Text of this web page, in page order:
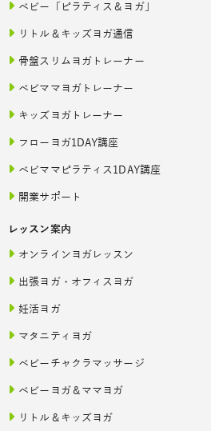
ベビー「ピラティス＆ヨガ」
リトル＆キッズヨガ通信
骨盤スリムヨガトレーナー
ベビママヨガトレーナー
キッズヨガトレーナー
フローヨガ1DAY講座
ベビママピラティス1DAY講座
開業サポート
レッスン案内
オンラインヨガレッスン
出張ヨガ・オフィスヨガ
妊活ヨガ
マタニティヨガ
ベビーチャクラマッサージ
ベビーヨガ＆ママヨガ
リトル＆キッズヨガ